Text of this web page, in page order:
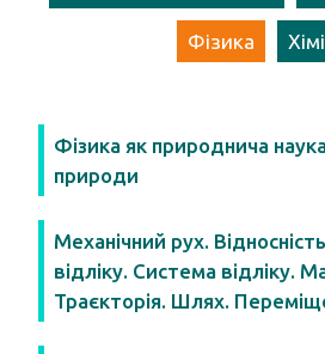
Фізика
Фізика як природнича
природи
Механічний рух.
відліку. Система відліку.
Траєкторія. Шлях.